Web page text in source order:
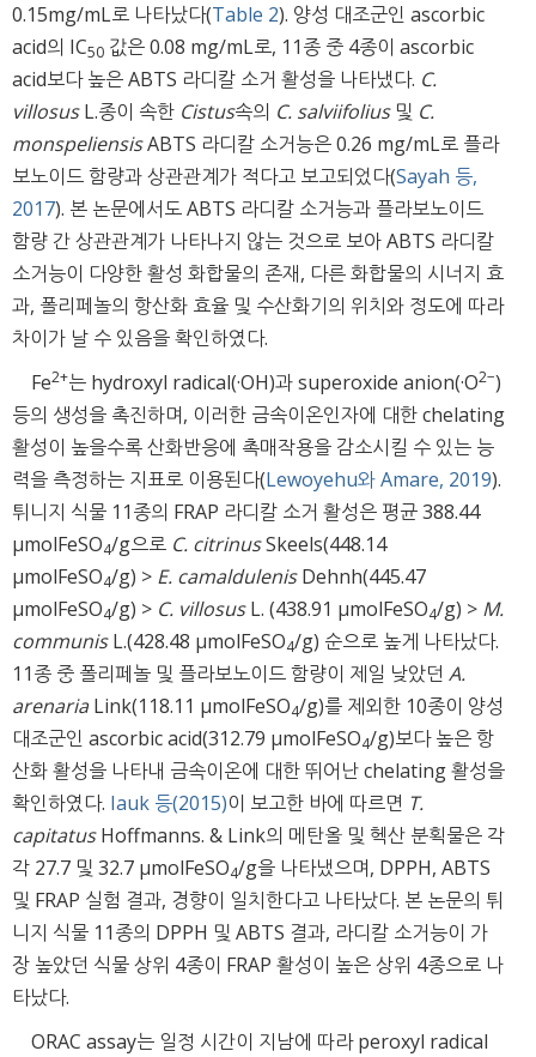
0.15mg/mL로 나타났다(Table 2). 양성 대조군인 ascorbic
acid의 IC50 값은 0.08 mg/mL로, 11종 중 4종이 ascorbic
acid보다 높은 ABTS 라디칼 소거 활성을 나타냈다. C.
villosusL.종이 속한 Cistus속의 C. salviifolius및 C.
monspeliensisABTS 라디칼 소거능은 0.26 mg/mL로 플라
보노이드 함량과 상관관계가 적다고 보고되었다(Sayah 등,
2017). 본 논문에서도 ABTS 라디칼 소거능과 플라보노이드
함량 간 상관관계가 나타나지 않는 것으로 보아 ABTS 라디칼
소거능이 다양한 활성 화합물의 존재, 다른 화합물의 시너지 효
과, 폴리페놀의 항산화 효율 및 수산화기의 위치와 정도에 따라
차이가 날 수 있음을 확인하였다.
Fe2+는 hydroxyl radical(·OH)과 superoxide anion(·O2−)
등의 생성을 촉진하며, 이러한 금속이온인자에 대한 chelating
활성이 높을수록 산화반응에 촉매작용을 감소시킬 수 있는 능
력을 측정하는 지표로 이용된다(Lewoyehu와 Amare, 2019).
튀니지 식물 11종의 FRAP 라디칼 소거 활성은 평균 388.44
μmolFeSO4/g으로 C. citrinusSkeels(448.14
μmolFeSO4/g) > E. camaldulenisDehnh(445.47
μmolFeSO4/g) > C. villosusL. (438.91 μmolFeSO4/g) > M.
communisL.(428.48 μmolFeSO4/g) 순으로 높게 나타났다.
11종 중 폴리페놀 및 플라보노이드 함량이 제일 낮았던 A.
arenariaLink(118.11 μmolFeSO4/g)를 제외한 10종이 양성
대조군인 ascorbic acid(312.79 μmolFeSO4/g)보다 높은 항
산화 활성을 나타내 금속이온에 대한 뛰어난 chelating 활성을
확인하였다. Iauk 등(2015)이 보고한 바에 따르면 T.
capitatusHoffmanns. & Link의 메탄올 및 헥산 분획물은 각
각 27.7 및 32.7 μmolFeSO4/g을 나타냈으며, DPPH, ABTS
및 FRAP 실험 결과, 경향이 일치한다고 나타났다. 본 논문의 튀
니지 식물 11종의 DPPH 및 ABTS 결과, 라디칼 소거능이 가
장 높았던 식물 상위 4종이 FRAP 활성이 높은 상위 4종으로 나
타났다.
ORAC assay는 일정 시간이 지남에 따라 peroxyl radical